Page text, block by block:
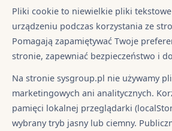
Pliki cookie to niewielkie pliki
urządzeniu podczas korzystania ze
Pomagają zapamiętywać Twoje
stronie, zapewniać bezpieczeństwo i
Na stronie sysgroup.pl nie używamy
marketingowych ani analitycznych.
pamięci lokalnej przeglądarki
wybrany tryb jasny lub ciemny.